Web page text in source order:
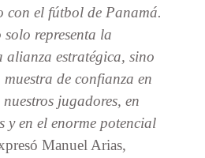
con el fútbol de Panamá.
representa la
estratégica, sino
de confianza en
jugadores, en
y en el enorme potencial
Manuel Arias,